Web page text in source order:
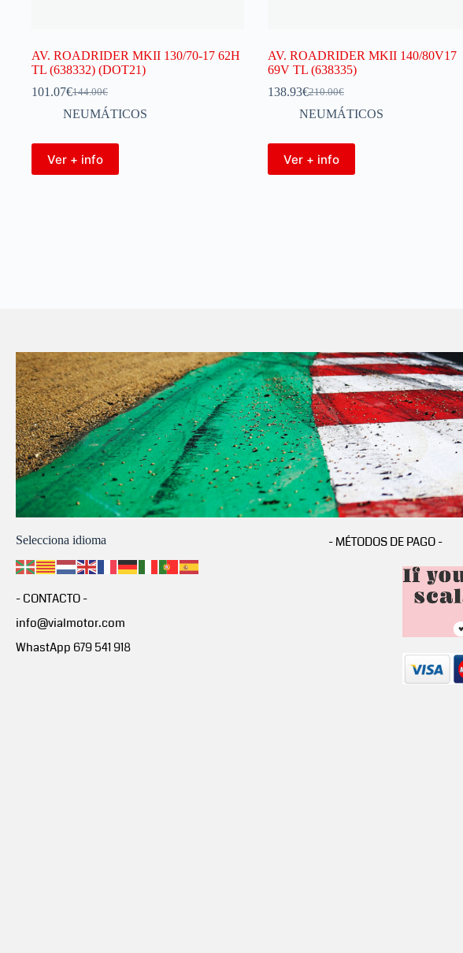
AV. ROADRIDER MKII 130/70-17 62H
TL (638332) (DOT21)
144.00€
101.07€
NEUMÁTICOS
Ver + info
AV. ROADRIDER MKII 140/80V17
69V TL (638335)
210.00€
138.93€
NEUMÁTICOS
Ver + info
Selecciona idioma
- CONTACTO -
info@vialmotor.com
WhastApp 679 541 918
- MÉTODOS DE PAGO -